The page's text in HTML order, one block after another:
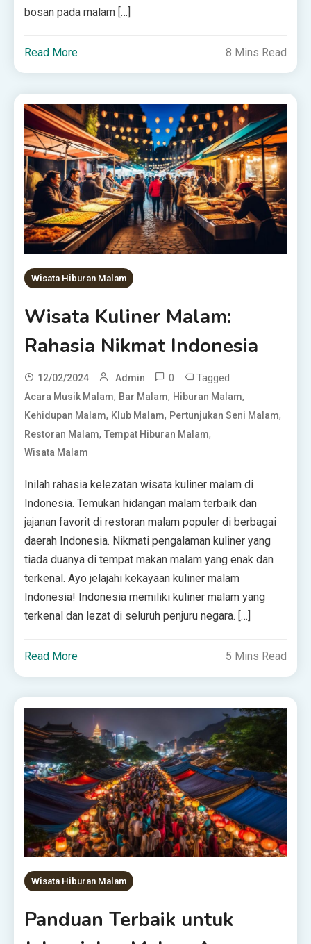
bosan pada malam […]
Read More 8 Mins Read
Wisata Hiburan Malam
Wisata Kuliner Malam:
Rahasia Nikmat Indonesia
12/02/2024 Admin 0 Tagged
Acara Musik Malam, Bar Malam, Hiburan Malam,
Kehidupan Malam, Klub Malam, Pertunjukan Seni Malam,
Restoran Malam,Tempat Hiburan Malam,
Wisata Malam
Inilah rahasia kelezatan wisata kuliner malam di
Indonesia. Temukan hidangan malam terbaik dan
jajanan favorit di restoran malam populer di berbagai
daerah Indonesia. Nikmati pengalaman kuliner yang
tiada duanya di tempat makan malam yang enak dan
terkenal. Ayo jelajahi kekayaan kuliner malam
Indonesia! Indonesia memiliki kuliner malam yang
terkenal dan lezat di seluruh penjuru negara. […]
Read More 5 Mins Read
Wisata Hiburan Malam
Panduan Terbaik untuk